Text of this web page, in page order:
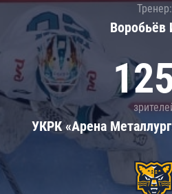
Тренер:
Воробьёв
УКРК «Арена